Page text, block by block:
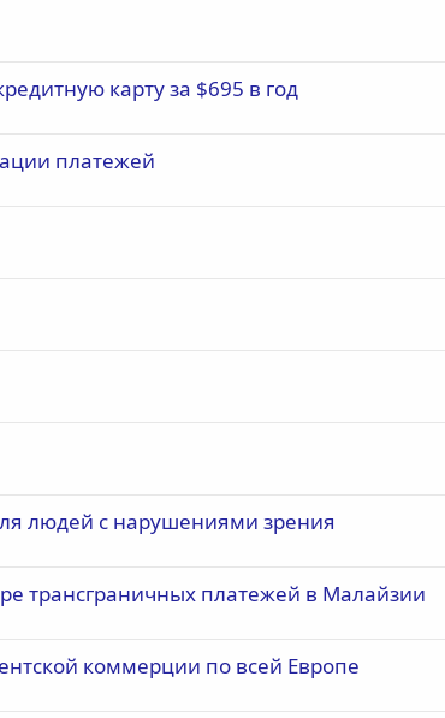
карту за $695 в год
платежей
людей с нарушениями зрения
трансграничных платежей в Малайзии
коммерции по всей Европе